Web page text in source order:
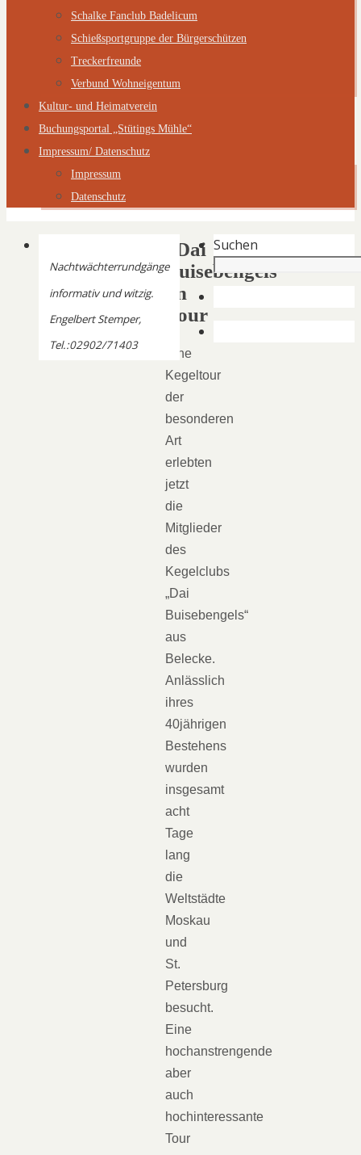
Schalke Fanclub Badelicum
Schießsportgruppe der Bürgerschützen
Treckerfreunde
Verbund Wohneigentum
Kultur- und Heimatverein
Buchungsportal „Stütings Mühle“
Impressum/ Datenschutz
Impressum
Datenschutz
„Dai
Buisebengels“
on
Tour
Eine
Kegeltour
der
besonderen
Art
erlebten
jetzt
die
Mitglieder
des
Kegelclubs
„Dai
Buisebengels“
aus
Belecke.
Anlässlich
ihres
40jährigen
Bestehens
wurden
insgesamt
acht
Tage
lang
die
Weltstädte
Moskau
und
St.
Petersburg
besucht.
Eine
hochanstrengende
aber
auch
hochinteressante
Tour
Nachtwächterrundgänge
informativ und witzig.
Engelbert Stemper,
Tel.:02902/71403
Suchen